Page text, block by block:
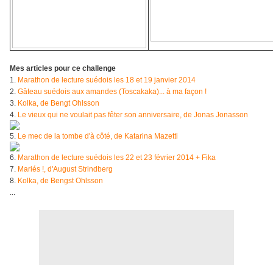
Mes articles pour ce challenge
1. Marathon de lecture suédois les 18 et 19 janvier 2014
2. Gâteau suédois aux amandes (Toscakaka)... à ma façon !
3. Kolka, de Bengt Ohlsson
4. Le vieux qui ne voulait pas fêter son anniversaire, de Jonas Jonasson
5. Le mec de la tombe d'à côté, de Katarina Mazetti
6. Marathon de lecture suédois les 22 et 23 février 2014 + Fika
7. Mariés !, d'August Strindberg
8. Kolka, de Bengst Ohlsson
...